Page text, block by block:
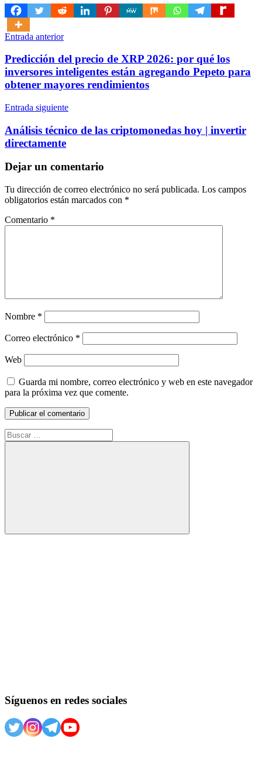
Navegación
de
entradas
Entrada anterior
Predicción del precio de XRP 2026: por qué los
inversores inteligentes están agregando Pepeto para
obtener mayores rendimientos
Entrada siguiente
Análisis técnico de las criptomonedas hoy | invertir
directamente
Dejar un comentario
Tu dirección de correo electrónico no será publicada. Los campos
obligatorios están marcados con *
Comentario *
Nombre *
Correo electrónico *
Web
Guarda mi nombre, correo electrónico y web en este navegador
para la próxima vez que comente.
Buscar:
Buscar
Síguenos en redes sociales